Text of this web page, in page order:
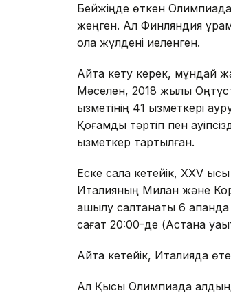
Бейжіңде өткен
жеңген. Ал Финляндия
қола жүлдені иеленген.
Айта кету керек, мұндай
Мәселен, 2018 жылы
қызметінің 41 қызметкері
Қоғамдық тәртіп пен
қызметкер тартылған.
Еске сала кетейік, XXV
Италияның Милан және
ашылу салтанаты 6
сағат 20:00-де (Астана
Айта кетейік, Италияда
Ал Қысқы Олимпиада